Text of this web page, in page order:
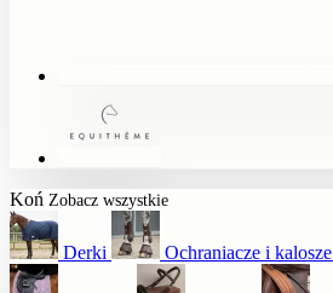
Koń Zobacz wszystkie
Derki Ochraniacze i kalosze